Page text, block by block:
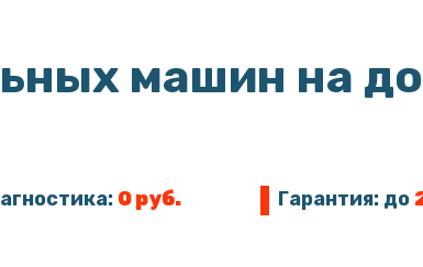
машин на
0 руб. Гарантия: до